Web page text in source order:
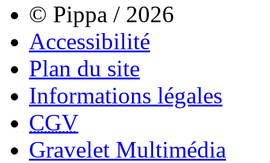
© Pippa / 2026
Accessibilité
Plan du site
Informations légales
CGV
Gravelet Multimédia